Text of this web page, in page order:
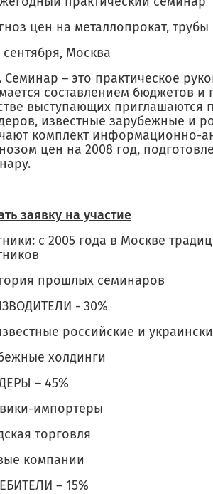
цен на металлопрокат, трубы
сентября, Москва
Семинар – это практическое
составлением бюджетов и
выступающих приглашаются
известные зарубежные и
комплект информационно-
цен на 2008 год,
заявку на участие
с 2005 года в Москве
прошлых семинаров
- 30%
российские и
холдинги
– 45%
импортеры
торговля
компании
– 15%